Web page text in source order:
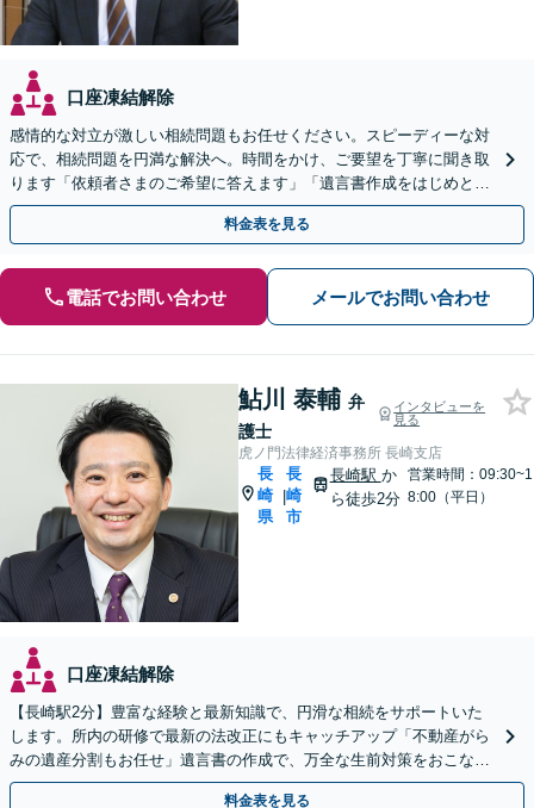
口座凍結解除
感情的な対立が激しい相続問題もお任せください。スピーディーな対
応で、相続問題を円満な解決へ。時間をかけ、ご要望を丁寧に聞き取
ります「依頼者さまのご希望に答えます」「遺言書作成をはじめとし
た「終活」もサポート」【バリアフリー】【完全個室対応】
料金表を見る
電話でお問い合わせ メールでお問い合わせ
鮎川 泰輔 弁
護士
インタビューを
見る
虎ノ門法律経済事務所 長崎支店
長
崎
県
|
長
崎
市
長崎駅 か
ら徒歩2分
営業時間：09:30~1
8:00（平日）
口座凍結解除
【長崎駅2分】豊富な経験と最新知識で、円滑な相続をサポートいた
します。所内の研修で最新の法改正にもキャッチアップ「不動産がら
みの遺産分割もお任せ」遺言書の作成で、万全な生前対策をおこない
ましょう【夜間・休日面談可】
料金表を見る